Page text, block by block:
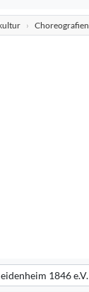
Choreografien